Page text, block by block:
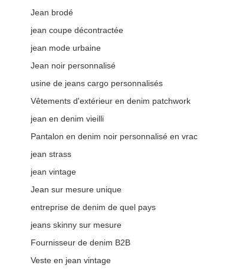
Jean brodé
jean coupe décontractée
jean mode urbaine
Jean noir personnalisé
usine de jeans cargo personnalisés
Vêtements d'extérieur en denim patchwork
jean en denim vieilli
Pantalon en denim noir personnalisé en vrac
jean strass
jean vintage
Jean sur mesure unique
entreprise de denim de quel pays
jeans skinny sur mesure
Fournisseur de denim B2B
Veste en jean vintage